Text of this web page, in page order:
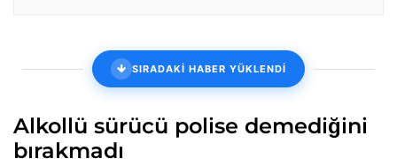
SIRADAKİ HABER YÜKLENDİ
Alkollü sürücü polise demediğini
bırakmadı